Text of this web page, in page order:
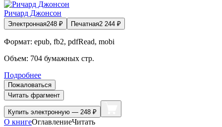
Ричард Джонсон
Электронная248 ₽ Печатная2 244 ₽
Формат: epub, fb2, pdfRead, mobi
Объем: 704 бумажных стр.
Подробнее
Пожаловаться
Читать фрагмент
Купить электронную — 248 ₽
О книгеОглавлениеЧитать